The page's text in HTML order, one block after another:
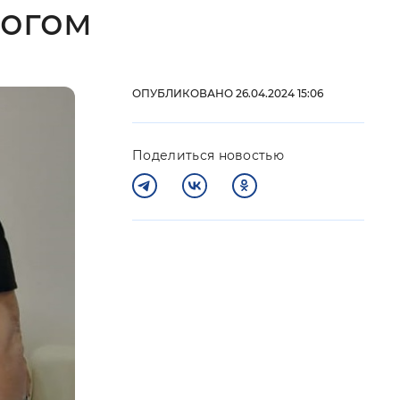
ОПУБЛИКОВАНО 26.04.2024 15:06
Поделиться новостью